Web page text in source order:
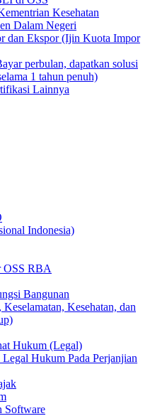
Kesehatan
Dalam Negeri
dan Ekspor (Ijin Kuota Impor
perbulan, dapatkan solusi
1 tahun penuh)
Lainnya
Indonesia)
OSS RBA
Bangunan
Kesehatan, dan
Hukum (Legal)
Hukum Pada Perjanjian
Software